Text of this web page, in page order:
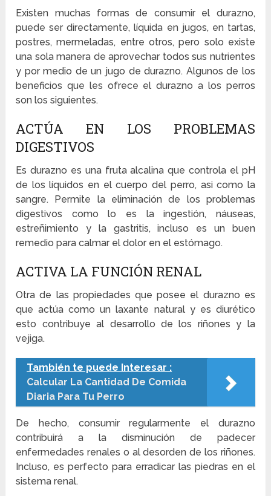
Existen muchas formas de consumir el durazno,
puede ser directamente, líquida en jugos, en tartas,
postres, mermeladas, entre otros, pero solo existe
una sola manera de aprovechar todos sus nutrientes
y por medio de un jugo de durazno. Algunos de los
beneficios que les ofrece el durazno a los perros
son los siguientes.
ACTÚA EN LOS PROBLEMAS
DIGESTIVOS
Es durazno es una fruta alcalina que controla el pH
de los líquidos en el cuerpo del perro, asi como la
sangre. Permite la eliminación de los problemas
digestivos como lo es la ingestión, náuseas,
estreñimiento y la gastritis, incluso es un buen
remedio para calmar el dolor en el estómago.
ACTIVA LA FUNCIÓN RENAL
Otra de las propiedades que posee el durazno es
que actúa como un laxante natural y es diurético
esto contribuye al desarrollo de los riñones y la
vejiga.
También te puede Interesar :
Calcular La Cantidad De Comida
Diaria Para Tu Perro
De hecho, consumir regularmente el durazno
contribuirá a la disminución de padecer
enfermedades renales o al desorden de los riñones.
Incluso, es perfecto para erradicar las piedras en el
sistema renal.